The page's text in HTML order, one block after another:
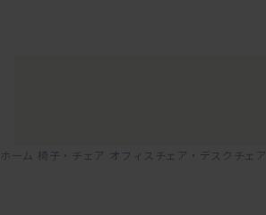
ホーム 椅子・チェア オフィスチェア・デスクチェア